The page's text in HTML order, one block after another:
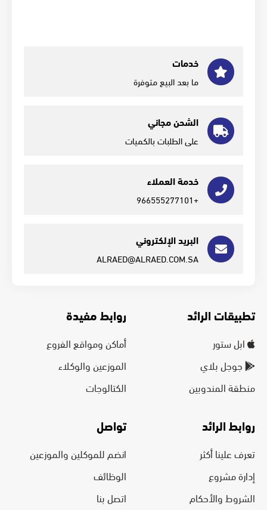
خدمات
ما بعد البيع متوفرة
الشحن مجاني
على الطلبات بالكميات
خدمة العملاء
+966555277101
البريد الإلكتروني
ALRAED@ALRAED.COM.SA
تطبيقات الرائد
ابل ستور
جوجل بلاي
منطقة المندوبين
روابط مفيدة
أماكن ومواقع الفروع
الموزعين والوكلاء
الكتالوجات
روابط الرائد
تعرف علينا أكثر
إدارة مشروع
الشروط والأحكام
تواصل
انضم للموكلين والموزعين
الوظائف
اتصل بنا